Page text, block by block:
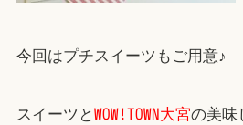
今回はプチスイーツもご用意♪
スイーツとWOW!TOWN大宮の美味